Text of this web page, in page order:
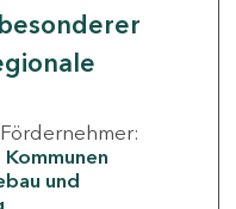
Fördernehmer:
Kommunen
und